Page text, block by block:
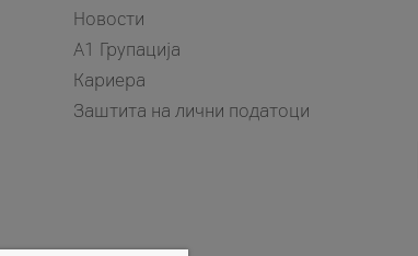
Новости
А1 Групација
Кариера
Заштита на лични податоци